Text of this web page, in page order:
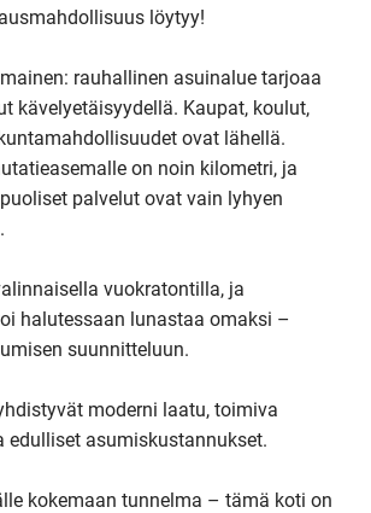
löytyy!
rauhallinen asuinalue tarjoaa
kävelyetäisyydellä. Kaupat, koulut,
ovat lähellä.
on noin kilometri, ja
palvelut ovat vain lyhyen
vuokratontilla, ja
halutessaan lunastaa omaksi –
suunnitteluun.
moderni laatu, toimiva
edulliset asumiskustannukset.
kokemaan tunnelma – tämä koti on